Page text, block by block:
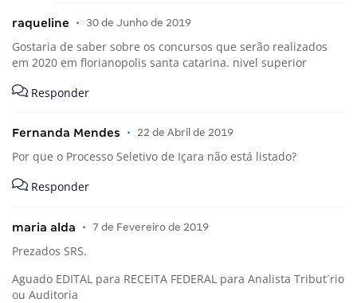
raqueline • 30 de Junho de 2019
Gostaria de saber sobre os concursos que serão realizados
em 2020 em florianopolis santa catarina. nivel superior
Responder
Fernanda Mendes • 22 de Abril de 2019
Por que o Processo Seletivo de Içara não está listado?
Responder
maria alda • 7 de Fevereiro de 2019
Prezados SRS.
Aguado EDITAL para RECEITA FEDERAL para Analista Tribut´rio
ou Auditoria